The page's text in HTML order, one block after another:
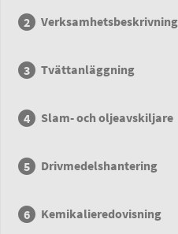
Verksamhetsbeskrivning
Tvättanläggning
Slam- och oljeavskiljare
Drivmedelshantering
Kemikalieredovisning